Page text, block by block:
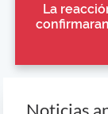
La